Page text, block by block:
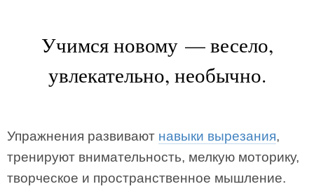
Учимся новому — весело,
увлекательно, необычно.
Упражнения развивают навыки вырезания,
тренируют внимательность, мелкую моторику,
творческое и пространственное мышление.